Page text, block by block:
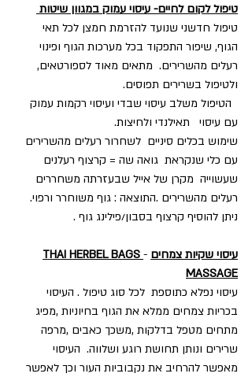
טיפול לקום לחיים- עיסוי עמוק במגוון שיטות
טיפול חדשני שנועד להזרמת חמצן לכל תאי
הגוף, שיפור התפקוד בכל מערכות הגוף ופינוי
רעלים מהשרירים.  מתאים מאוד לספורטאים,
ולטיפול בשרירים תפוסים.
  הטיפול משלב עיסוי שבדי ועיסוי רקמות עמוק
עם עיסוי   תאילנדי ולחיצות.
שימוש בכלים סיניים  לשחרור רעלים מהשרירים
עם כלי שנקראת  גואה שה = קרצוף רעלנים
שעשוייה  מקרן של אייל שבעזרתה משחררים
רעלים מהשרירים .התוצאה : גוף משוחרר ורפוי.
ניתן להוסיף קרצוף בסבון/פילינג גוף .
עיסוי שקיות צמחים -
THAI HERBEL BAGS
MASSAGE
עיסוי נפלא כתוספת  לכל סוג טיפול . העיסוי
בכריות צמחים ממלא את הגוף בחיוניות ,מפיג
מתחים מטפל בדלקות ,משכך כאבים ,מרפה
שרירים ונותן תחושת רוגע ושלווה.  העיסוי
מאפשר להרחיב את נקבוביות העור וכך לאפשר